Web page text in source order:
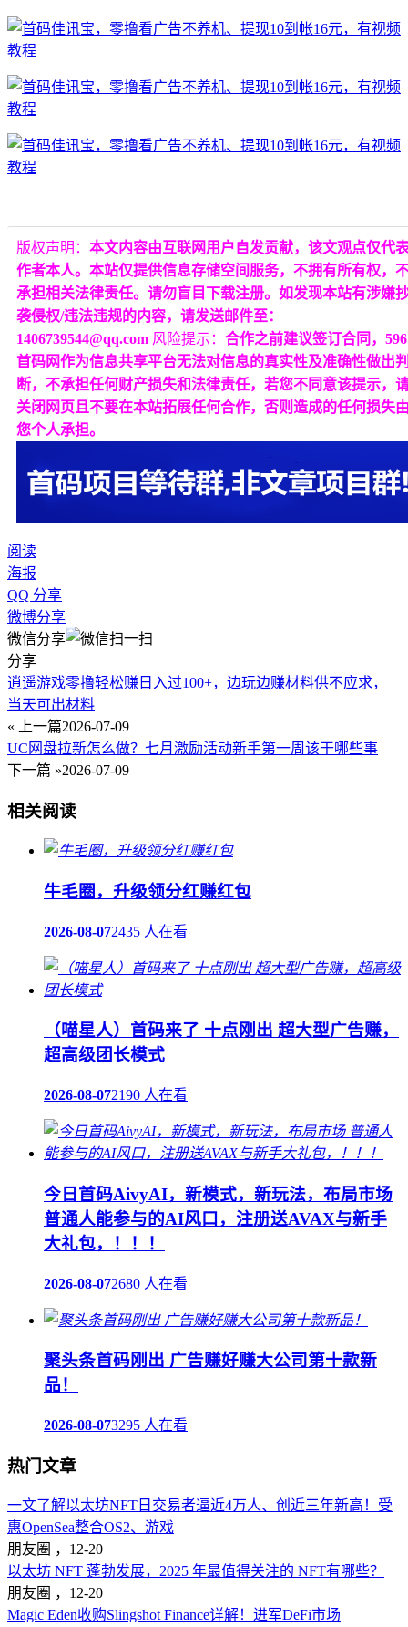
版权声明： 本文内容由互联网用户自发贡献，该文观点仅代
作者本人。本站仅提供信息存储空间服务，不拥有所有权，
承担相关法律责任。请勿盲目下载注册。如发现本站有涉嫌
袭侵权/违法违规的内容，请发送邮件至：
1406739544@qq.com 风险提示： 合作之前建议签订合同，596
首码网作为信息共享平台无法对信息的真实性及准确性做出
断，不承担任何财产损失和法律责任，若您不同意该提示，
关闭网页且不要在本站拓展任何合作，否则造成的任何损失
您个人承担。
阅读
海报
QQ 分享
微博分享
微信分享
分享
逍遥游戏零撸轻松赚日入过100+，边玩边赚材料供不应求，
当天可出材料
« 上一篇2026-07-09
UC网盘拉新怎么做？七月激励活动新手第一周该干哪些事
下一篇 »2026-07-09
相关阅读
牛毛圈，升级领分红赚红包
2026-08-072435 人在看
（喵星人）首码来了 十点刚出 超大型广告赚，
超高级团长模式
2026-08-072190 人在看
今日首码AivyAI，新模式，新玩法，布局市场
普通人能参与的AI风口，注册送AVAX与新手
大礼包，！！！
2026-08-072680 人在看
聚头条首码刚出 广告赚好赚大公司第十款新
品！
2026-08-073295 人在看
热门文章
一文了解以太坊NFT日交易者逼近4万人、创近三年新高！受
惠OpenSea整合OS2、游戏
朋友圈 ， 12-20
以太坊 NFT 蓬勃发展，2025 年最值得关注的 NFT有哪些？
朋友圈 ， 12-20
Magic Eden收购Slingshot Finance详解！进军DeFi市场